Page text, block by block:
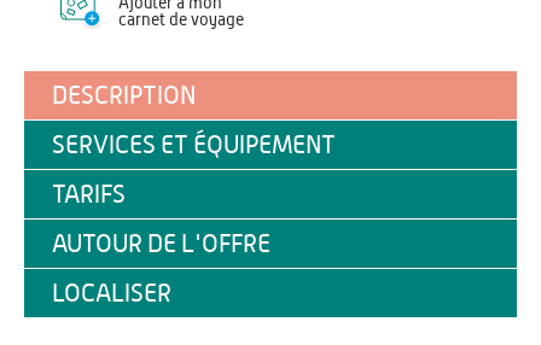
Ajouter à mon
carnet de voyage
DESCRIPTION
SERVICES ET ÉQUIPEMENT
TARIFS
AUTOUR DE L'OFFRE
LOCALISER